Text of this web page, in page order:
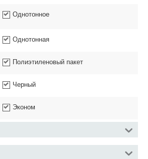
Однотонное
Однотонная
Полиэтиленовый пакет
Черный
Эконом